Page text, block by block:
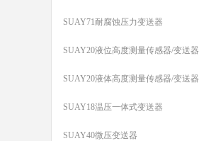
SUAY71耐腐蚀压力变送器
SUAY20液位高度测量传感器/变送器
SUAY20液体高度测量传感器/变送器
SUAY18温压一体式变送器
SUAY40微压变送器